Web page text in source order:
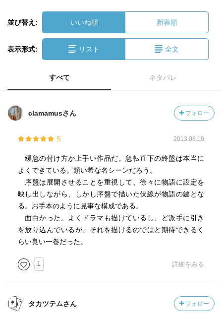
並び替え: いいね順 新着順
表示形式: リスト 全文
すべて ネタバレ
clamamusさん フォロー
5 2013.08.19
緩急の付け方が上手い作品だ。急転直下の終盤は本当に
よくできている。類い希な名シーンだろう。
序盤は展開させることを重視して、徐々に物語に設定を
映し出しながら、しかし序盤で描いた伏線が物語の鍵とな
る。お手本のように見事な構成である。
面白かった。よくドラマも描けているし、ど派手に引き
を放り込んでいるが、それを描けるのではと期待できるく
らい良い一巻だった。
1 詳細をみる
タカツテムさん フォロー